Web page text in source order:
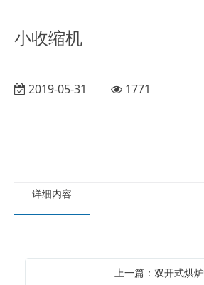
小收缩机
2019-05-31 1771
详细内容
上一篇：双开式烘炉